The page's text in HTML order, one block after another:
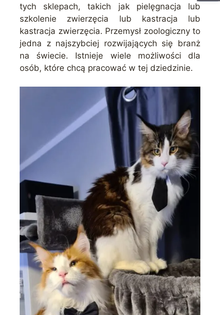
tych sklepach, takich jak pielęgnacja lub
szkolenie zwierzęcia lub kastracja lub
kastracja zwierzęcia. Przemysł zoologiczny to
jedna z najszybciej rozwijających się branż
na świecie. Istnieje wiele możliwości dla
osób, które chcą pracować w tej dziedzinie.